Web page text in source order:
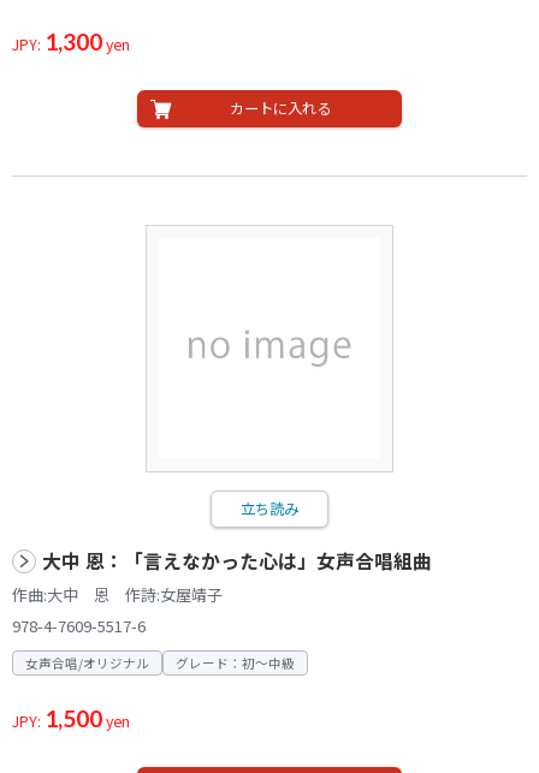
JPY: 1,300yen
カートに入れる
立ち読み
大中 恩：「言えなかった心は」女声合唱組曲
作曲:大中 恩 作詩:女屋靖子
978-4-7609-5517-6
女声合唱/オリジナル グレード：初～中級
JPY: 1,500yen